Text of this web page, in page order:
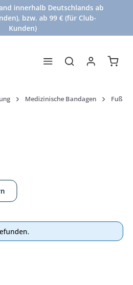
innerhalb Deutschlands ab
bzw. ab 99 € (für Club-
Kunden)
Medizinische Bandagen Fuß